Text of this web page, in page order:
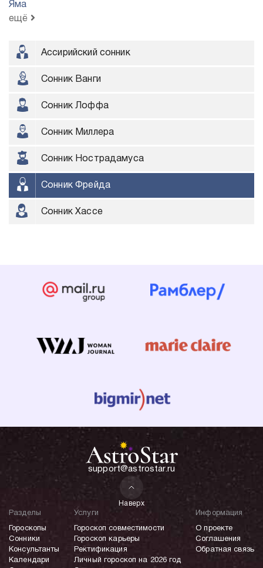
Яма
ещё
Ассирийский сонник
Сонник Ванги
Сонник Лоффа
Сонник Миллера
Сонник Нострадамуса
Сонник Фрейда
Сонник Хассе
support@astrostar.ru
Наверх
Разделы
Гороскопы
Сонники
Консультанты
Календари
Услуги
Гороскоп совместимости
Гороскоп карьеры
Ректификация
Личный гороскоп на 2026 год
Информация
О проекте
Соглашения
Обратная связь